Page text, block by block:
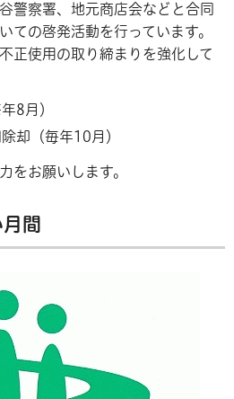
警察署、地元商店会などと合同
ての啓発活動を行っています。
正使用の取り締まりを強化して
8月）
却（毎年10月）
をお願いします。
間